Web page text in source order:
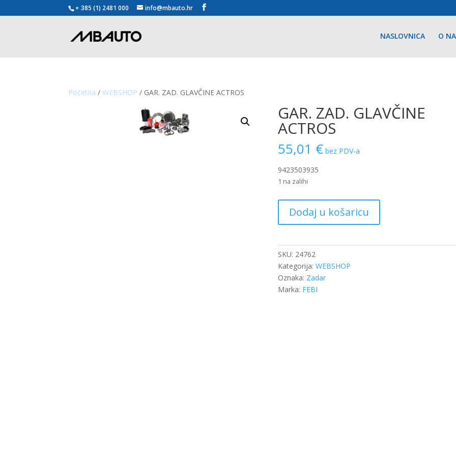
+ 385 (1) 2481 000 info@mbauto.hr
NASLOVNICA O
Početna /WEBSHOP / GAR. ZAD. GLAVČINE ACTROS
GAR. ZAD. GLAVČINE
ACTROS
55,01 € bez PDV-a
9423503935
1 na zalihi
ZAD.
GLAVČINE
količina
Dodaj u košaricu
SKU: 24762
Kategorija:WEBSHOP
Oznaka: Zadar
Marka: FEBI